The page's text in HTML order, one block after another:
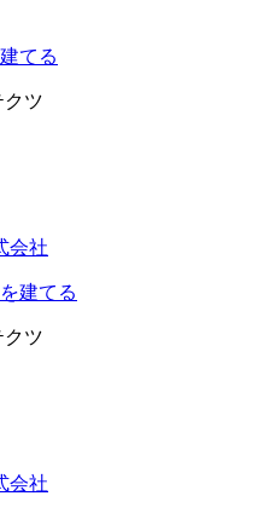
てる
ツ
会社
ツ
会社